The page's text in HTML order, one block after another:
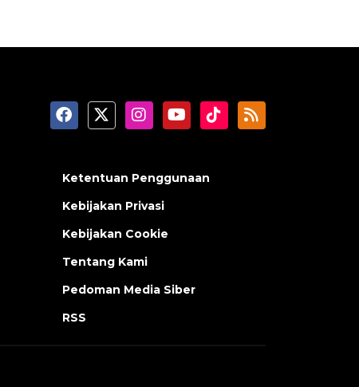
Ketentuan Penggunaan
Kebijakan Privasi
Kebijakan Cookie
Tentang Kami
Pedoman Media Siber
RSS